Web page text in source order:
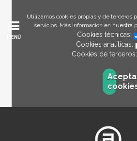
Utilizamos cookies propias y de terceros
servicios. Más información en nuestra
Cookies técnicas:
Cookies analíticas:
Cookies de terceros:
MENÚ